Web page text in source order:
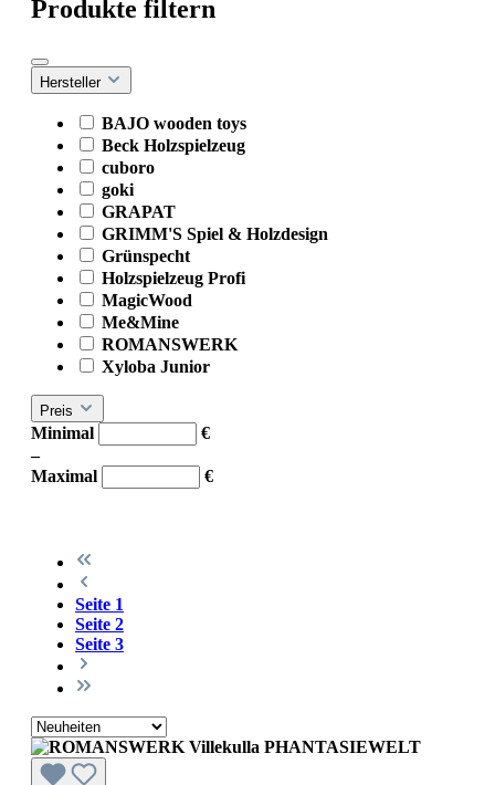
Produkte filtern
Hersteller
BAJO wooden toys
Beck Holzspielzeug
cuboro
goki
GRAPAT
GRIMM'S Spiel & Holzdesign
Grünspecht
Holzspielzeug Profi
MagicWood
Me&Mine
ROMANSWERK
Xyloba Junior
Preis
Minimal
€
–
Maximal
€
Seite 1
Seite 2
Seite 3